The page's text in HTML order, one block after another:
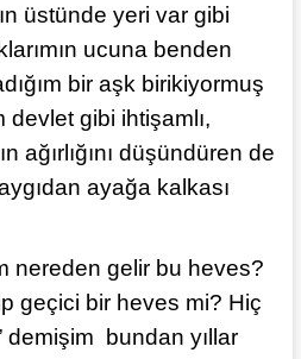
üstünde yeri var gibi
ucuna benden
bir aşk birikiyormuş
gibi ihtişamlı,
ağırlığını düşündüren de
ayağa kalkası
nereden gelir bu heves?
geçici bir heves mi? Hiç
demişim bundan yıllar